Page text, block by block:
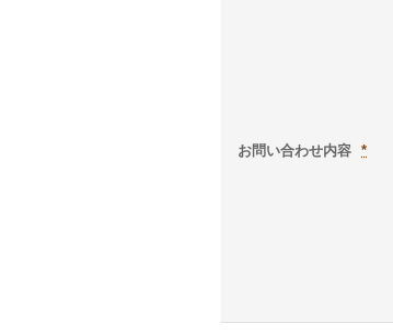
お問い合わせ内容 *